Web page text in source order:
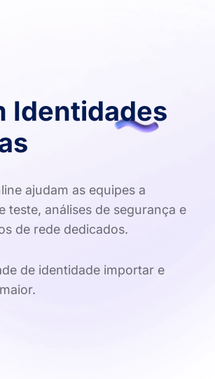
Identidades
ajudam as equipes a
teste, análises de segurança e
de rede dedicados.
de identidade importar e